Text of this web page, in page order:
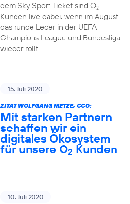
dem Sky Sport Ticket sind O2
Kunden live dabei, wenn im August
das runde Leder in der UEFA
Champions League und Bundesliga
wieder rollt.
15. Juli 2020
ZITAT WOLFGANG METZE, CCO:
Mit starken Partnern
schaffen wir ein
digitales Ökosystem
für unsere O2 Kunden
10. Juli 2020